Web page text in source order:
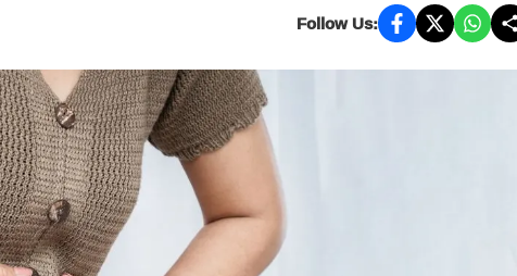
Follow Us: